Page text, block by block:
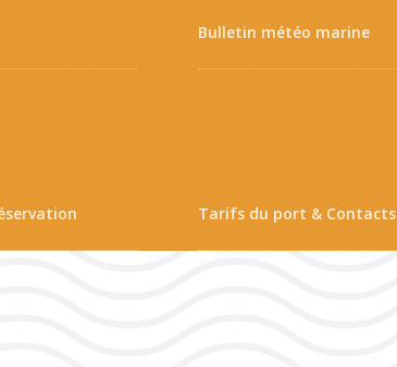
Bulletin météo marine
Tarifs du port & Contacts